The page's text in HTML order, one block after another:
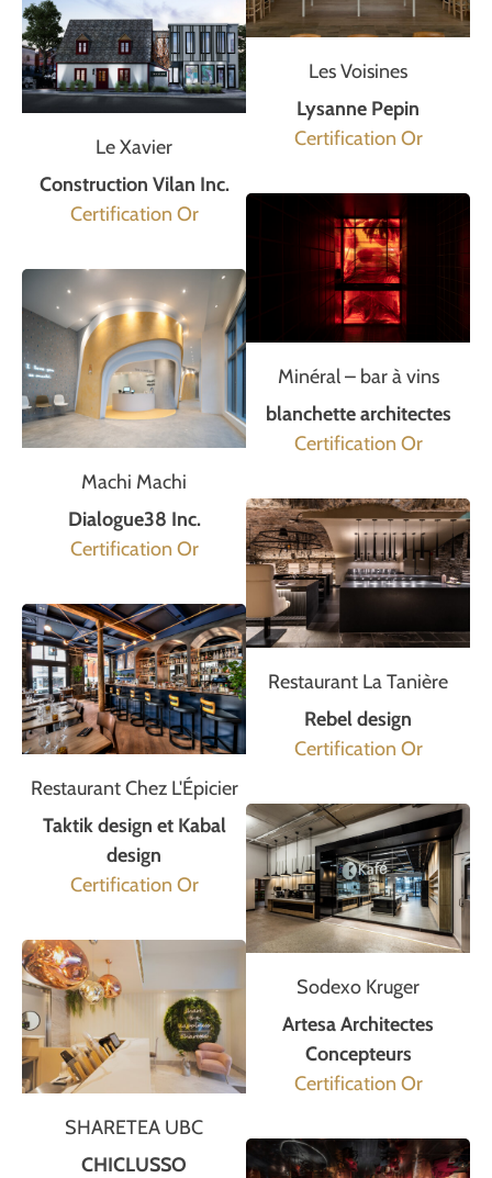
Le Xavier
Construction Vilan Inc.
Certification Or
Machi Machi
Dialogue38 Inc.
Certification Or
Restaurant Chez L'Épicier
Taktik design et Kabal
design
Certification Or
SHARETEA UBC
CHICLUSSO
Les Voisines
Lysanne Pepin
Certification Or
Minéral – bar à vins
blanchette architectes
Certification Or
Restaurant La Tanière
Rebel design
Certification Or
Sodexo Kruger
Artesa Architectes
Concepteurs
Certification Or